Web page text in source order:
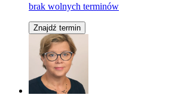
brak wolnych terminów
Znajdź termin